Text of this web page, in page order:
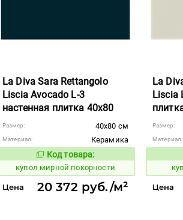
La Diva Sara Rettangolo
Liscia Avocado L-3
настенная плитка 40x80
Размер: 40x80 см
Материал:
Керамика
Код товара:
850947 Код товара:
купол мирной покорности
Цена 20 372 руб./м²
La
Liscia
Размер:
Материал:
Цена